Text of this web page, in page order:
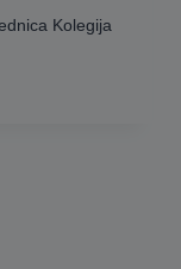
Kolegija